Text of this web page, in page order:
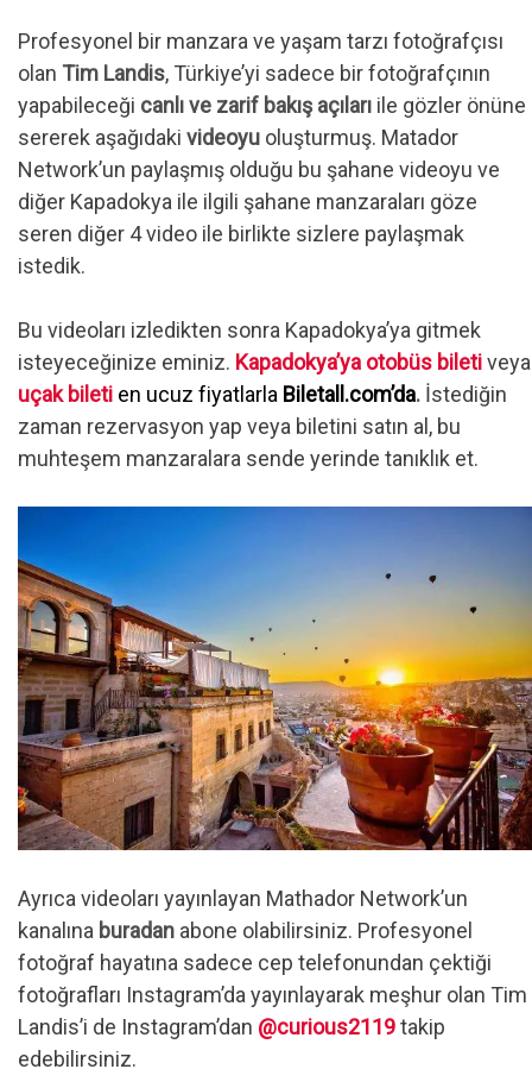
Profesyonel bir manzara ve yaşam tarzı fotoğrafçısı
olan Tim Landis, Türkiye’yi sadece bir fotoğrafçının
yapabileceği canlı ve zarif bakış açıları ile gözler önüne
sererek aşağıdaki videoyu oluşturmuş. Matador
Network’un paylaşmış olduğu bu şahane videoyu ve
diğer Kapadokya ile ilgili şahane manzaraları göze
seren diğer 4 video ile birlikte sizlere paylaşmak
istedik.
Bu videoları izledikten sonra Kapadokya’ya gitmek
isteyeceğinize eminiz. Kapadokya’ya otobüs biletiveya
uçak bileti en ucuz fiyatlarla Biletall.com’da. İstediğin
zaman rezervasyon yap veya biletini satın al, bu
muhteşem manzaralara sende yerinde tanıklık et.
Ayrıca videoları yayınlayan Mathador Network’un
kanalına buradan abone olabilirsiniz. Profesyonel
fotoğraf hayatına sadece cep telefonundan çektiği
fotoğrafları Instagram’da yayınlayarak meşhur olan Tim
Landis’i de Instagram’dan @curious2119takip
edebilirsiniz.